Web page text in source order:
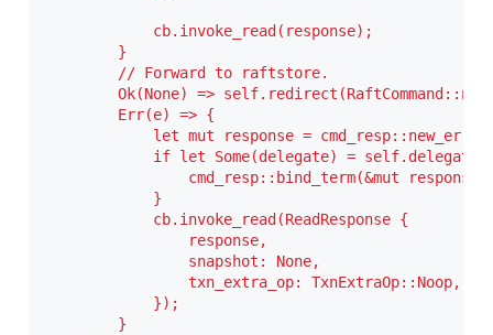
            cb.invoke_read(response);
        }
        // Forward to raftstore.
Ok(None) =>
        Err(e) => {
let mut response =
if let Some(delegate) =
cmd_resp::bind_term(&mut
            }
            cb.invoke_read(ReadResponse {
                response,
                snapshot: None,
                txn_extra_op: TxnExtraOp::Noop,
            });
        }